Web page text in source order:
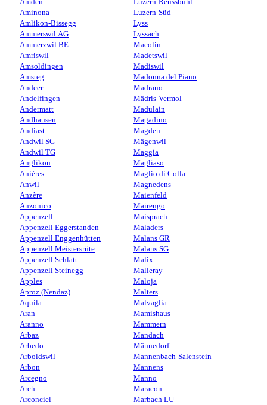
Aminona
Amlikon-Bissegg
Ammerswil AG
Ammerzwil BE
Amriswil
Amsoldingen
Amsteg
Andeer
Andelfingen
Andermatt
Andhausen
Andiast
Andwil SG
Andwil TG
Anglikon
Anières
Anwil
Anzère
Anzonico
Appenzell
Appenzell Eggerstanden
Appenzell Enggenhütten
Appenzell Meistersrüte
Appenzell Schlatt
Appenzell Steinegg
Apples
Aproz (Nendaz)
Aquila
Aran
Aranno
Arbaz
Arbedo
Arboldswil
Arbon
Arcegno
Arch
Arconciel
Luzern-Süd
Lyss
Lyssach
Macolin
Madetswil
Madiswil
Madonna del Piano
Madrano
Mädris-Vermol
Madulain
Magadino
Magden
Mägenwil
Maggia
Magliaso
Maglio di Colla
Magnedens
Maienfeld
Mairengo
Maisprach
Maladers
Malans GR
Malans SG
Malix
Malleray
Maloja
Malters
Malvaglia
Mamishaus
Mammern
Mandach
Männedorf
Mannenbach-Salenstein
Mannens
Manno
Maracon
Marbach LU